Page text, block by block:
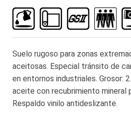
la
galería
de
imágenes
Suelo rugoso para zonas
aceitosas. Especial tránsito de
en entornos industriales. Grosor:
aceite con recubrimiento mineral
Respaldo vinilo antideslizante.